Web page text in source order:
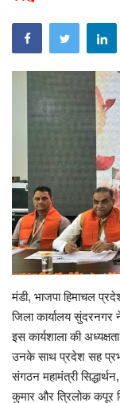
Gallery
Enquiry
मंडी, भाजपा हिमाचल
जिला कार्यालय सुंदरनगर
इस कार्यशाला की
उनके साथ प्रदेश सह
संगठन महामंत्री
कुमार और त्रिलोक कपूर